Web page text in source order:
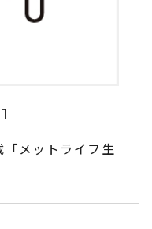
メットライフ生